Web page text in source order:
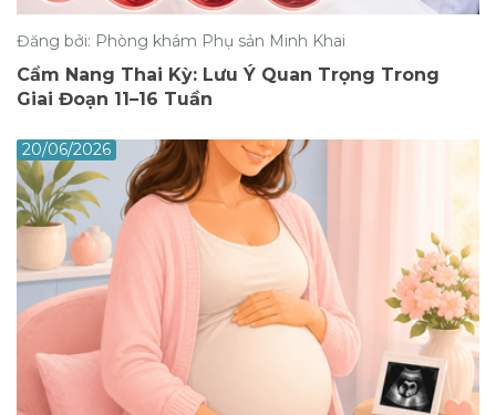
Đăng bởi: Phòng khám Phụ sản Minh Khai
Cẩm Nang Thai Kỳ: Lưu Ý Quan Trọng Trong
Giai Đoạn 11–16 Tuần
20/06/2026